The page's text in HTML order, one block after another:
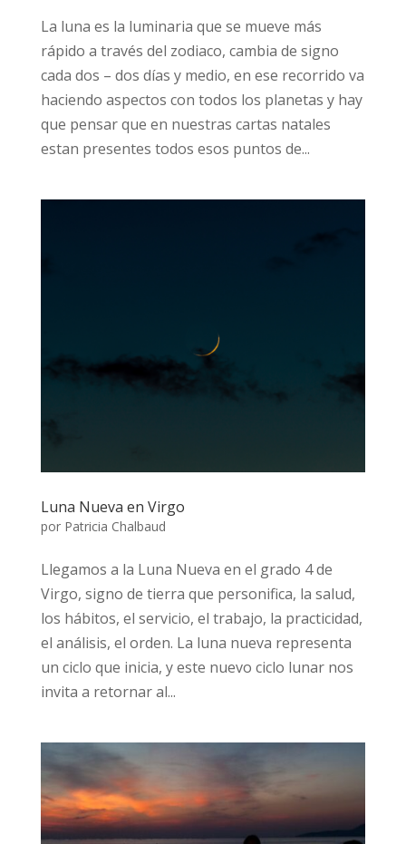
La luna es la luminaria que se mueve más
rápido a través del zodiaco, cambia de signo
cada dos – dos días y medio, en ese recorrido va
haciendo aspectos con todos los planetas y hay
que pensar que en nuestras cartas natales
estan presentes todos esos puntos de...
Luna Nueva en Virgo
por Patricia Chalbaud
Llegamos a la Luna Nueva en el grado 4 de
Virgo, signo de tierra que personifica, la salud,
los hábitos, el servicio, el trabajo, la practicidad,
el análisis, el orden. La luna nueva representa
un ciclo que inicia, y este nuevo ciclo lunar nos
invita a retornar al...